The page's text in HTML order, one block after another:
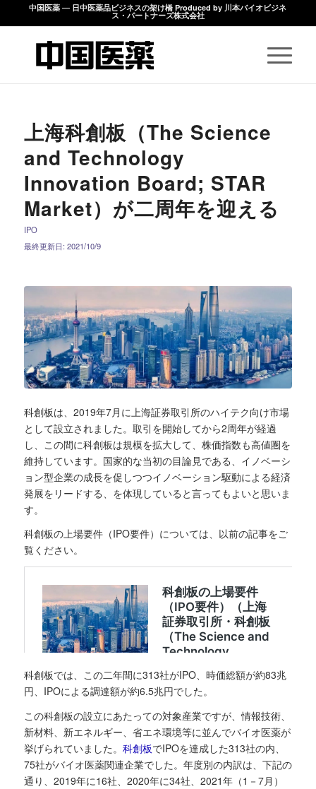
中国医薬 ― 日中医薬品ビジネスの架け橋 Produced by 川本バイオビジネ
ス・パートナーズ株式会社
上海科創板（The Science
and Technology
Innovation Board; STAR
Market）が二周年を迎える
IPO
最終更新日: 2021/10/9
科創板は、2019年7月に上海証券取引所のハイテク向け市場
として設立されました。取引を開始してから2周年が経過
し、この間に科創板は規模を拡大して、株価指数も高値圏を
維持しています。国家的な当初の目論見である、イノベーシ
ョン型企業の成長を促しつつイノベーション駆動による経済
発展をリードする、を体現していると言ってもよいと思いま
す。
科創板の上場要件（IPO要件）については、以前の記事をご
覧ください。
科創板では、この二年間に313社がIPO、時価総額が約83兆
円、IPOによる調達額が約6.5兆円でした。
この科創板の設立にあたっての対象産業ですが、情報技術、
新材料、新エネルギー、省エネ環境等に並んでバイオ医薬が
挙げられていました。 科創板でIPOを達成した313社の内、
75社がバイオ医薬関連企業でした。年度別の内訳は、下記の
通り、2019年に16社、2020年に34社、2021年（1－7月）